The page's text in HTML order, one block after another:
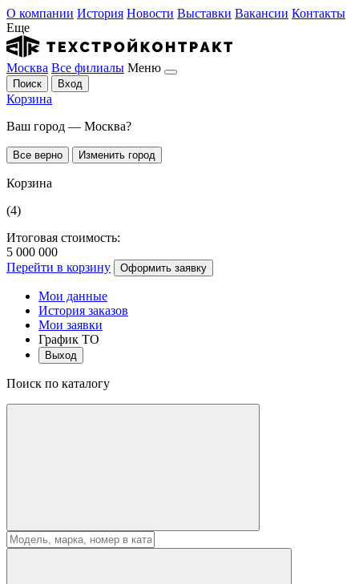
О компании История Новости Выставки Вакансии Контакты
Еще
Москва Все филиалы Меню
Поиск Вход
Корзина
Ваш город — Москва?
Все верно Изменить город
Корзина
(4)
Итоговая стоимость:
5 000 000
Перейти в корзину
Оформить заявку
Мои данные
История заказов
Мои заявки
График ТО
Выход
Поиск по каталогу